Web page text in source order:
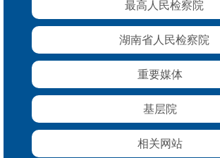
最高人民检察院
湖南省人民检察院